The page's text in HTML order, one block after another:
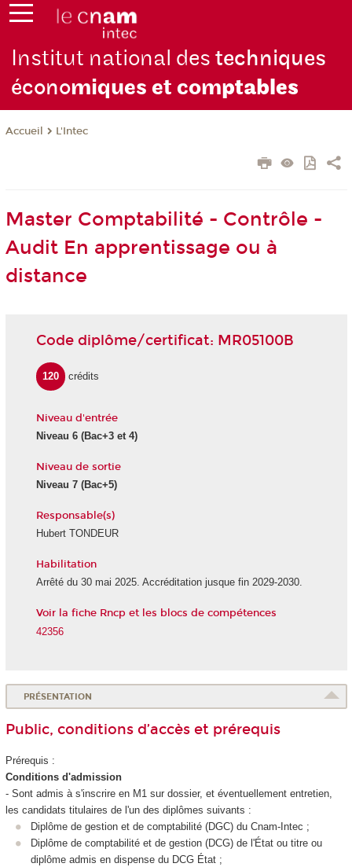
Institut national destechniques
économiques et comptables
Accueil L'Intec
Master Comptabilité - Contrôle -
Audit En apprentissage ou à
distance
Code diplôme/certificat: MR05100B
120 crédits
Niveau d'entrée
Niveau 6 (Bac+3 et 4)
Niveau de sortie
Niveau 7 (Bac+5)
Responsable(s)
Hubert TONDEUR
Habilitation
Arrêté du 30 mai 2025. Accréditation jusque fin 2029-2030.
Voir la fiche Rncp et les blocs de compétences
42356
PRÉSENTATION
Public, conditions d’accès et prérequis
Prérequis :
Conditions d'admission
- Sont admis à s'inscrire en M1 sur dossier, et éventuellement entretien,
les candidats titulaires de l'un des diplômes suivants :
Diplôme de gestion et de comptabilité (DGC) du Cnam-Intec ;
Diplôme de comptabilité et de gestion (DCG) de l'État ou titre ou
diplôme admis en dispense du DCG État ;